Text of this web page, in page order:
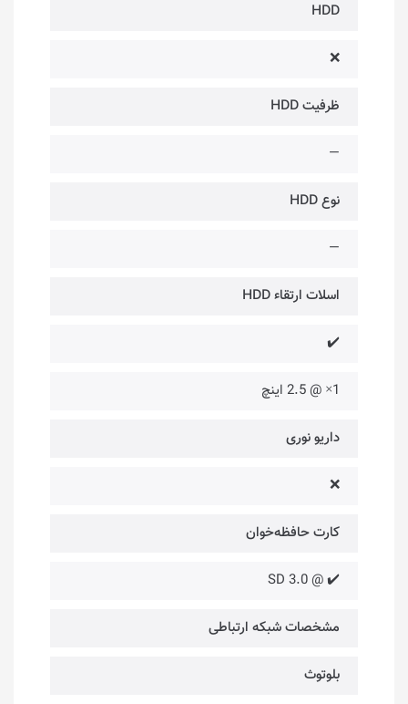
HDD
❌
ظرفیت HDD
—
نوع HDD
—
اسلات ارتقاء HDD
✔️
1× @ 2.5 اینچ
داریو نوری
❌
کارت حافظه‌خوان
✔️ @ SD 3.0
مشخصات شبکه ارتباطی
بلوتوث